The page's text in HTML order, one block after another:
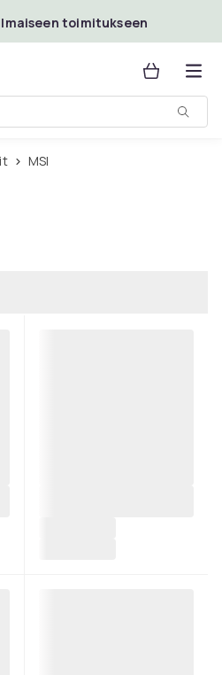
toimitukseen
MSI